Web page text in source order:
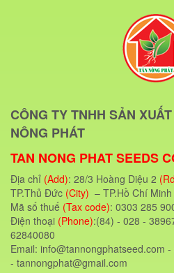
CÔNG TY TNHH SẢN
NÔNG PHÁT
TAN NONG PHAT SEEDS
Địa chỉ (Add): 28/3 Hoàng Diệu 2
TP.Thủ Đức (City) – TP.Hồ Chí Minh
Mã số thuế (Tax code): 0303 285
Điện thoại (Phone):(84) - 028 -
62840080
Email: info@tannongphatseed.com
- tannongphat@gmail.com